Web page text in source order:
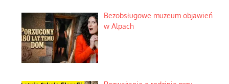
Bezobsługowe muzeum objawień
w Alpach